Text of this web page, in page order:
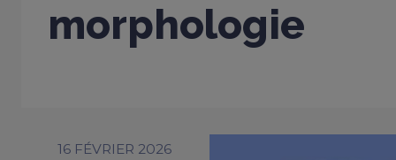
morphologie
16 FÉVRIER 2026